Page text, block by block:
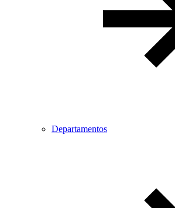
Departamentos